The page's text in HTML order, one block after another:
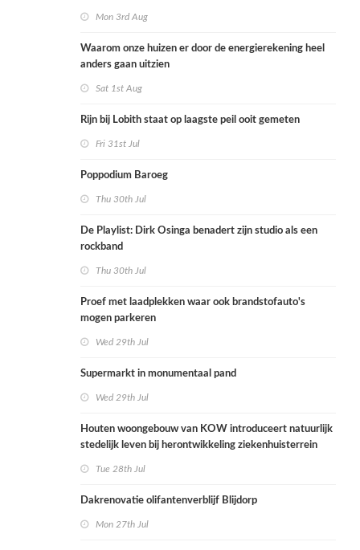
Mon 3rd Aug
Waarom onze huizen er door de energierekening heel
anders gaan uitzien
Sat 1st Aug
Rijn bij Lobith staat op laagste peil ooit gemeten
Fri 31st Jul
Poppodium Baroeg
Thu 30th Jul
De Playlist: Dirk Osinga benadert zijn studio als een
rockband
Thu 30th Jul
Proef met laadplekken waar ook brandstofauto's
mogen parkeren
Wed 29th Jul
Supermarkt in monumentaal pand
Wed 29th Jul
Houten woongebouw van KOW introduceert natuurlijk
stedelijk leven bij herontwikkeling ziekenhuisterrein
Tue 28th Jul
Dakrenovatie olifantenverblijf Blijdorp
Mon 27th Jul